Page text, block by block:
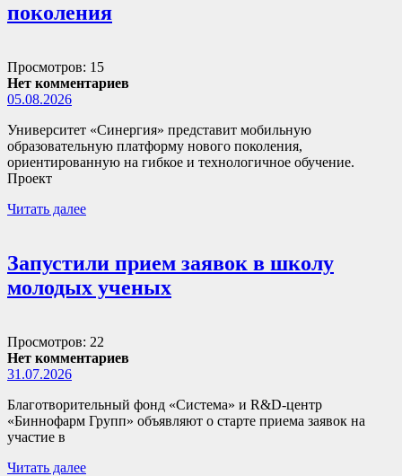
поколения
Просмотров: 15
Нет комментариев
05.08.2026
Университет «Синергия» представит мобильную
образовательную платформу нового поколения,
ориентированную на гибкое и технологичное обучение.
Проект
Читать далее
Запустили прием заявок в школу
молодых ученых
Просмотров: 22
Нет комментариев
31.07.2026
Благотворительный фонд «Система» и R&D-центр
«Биннофарм Групп» объявляют о старте приема заявок на
участие в
Читать далее